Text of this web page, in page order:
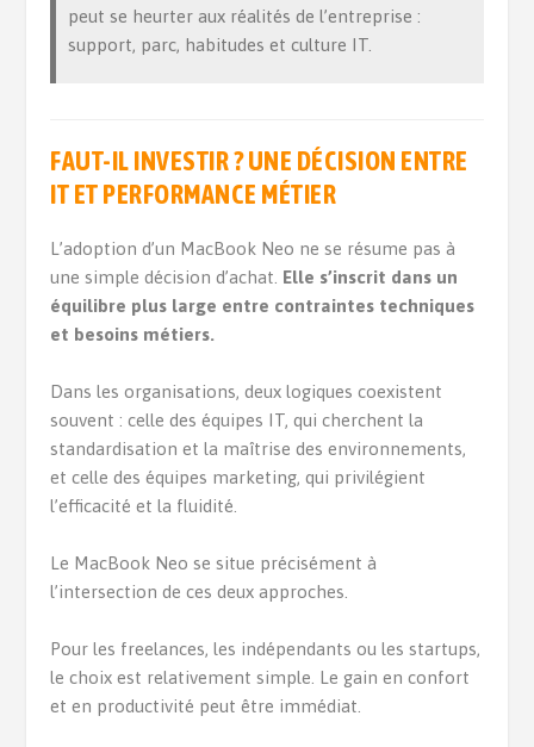
peut se heurter aux réalités de l’entreprise :
support, parc, habitudes et culture IT.
FAUT-IL INVESTIR ? UNE DÉCISION ENTRE
IT ET PERFORMANCE MÉTIER
L’adoption d’un MacBook Neo ne se résume pas à
une simple décision d’achat. Elle s’inscrit dans un
équilibre plus large entre contraintes techniques
et besoins métiers.
Dans les organisations, deux logiques coexistent
souvent : celle des équipes IT, qui cherchent la
standardisation et la maîtrise des environnements,
et celle des équipes marketing, qui privilégient
l’efficacité et la fluidité.
Le MacBook Neo se situe précisément à
l’intersection de ces deux approches.
Pour les freelances, les indépendants ou les startups,
le choix est relativement simple. Le gain en confort
et en productivité peut être immédiat.